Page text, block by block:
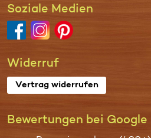
Soziale Medien
Widerruf
Vertrag widerrufen
Bewertungen bei Google